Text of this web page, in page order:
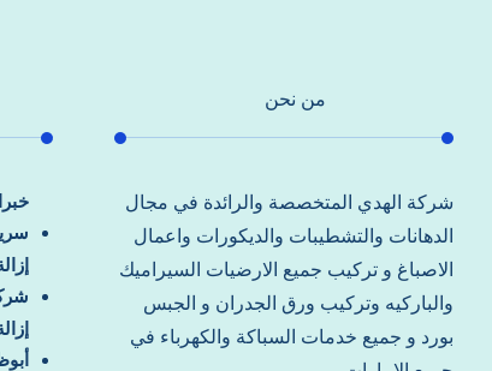
من نحن
شركة الهدي المتخصصة والرائدة في مجال
الدهانات والتشطيبات والديكورات واعمال
الاصباغ و تركيب جميع الارضيات السيراميك
والباركيه وتركيب ورق الجدران و الجبس
بورد و جميع خدمات السباكة والكهرباء في